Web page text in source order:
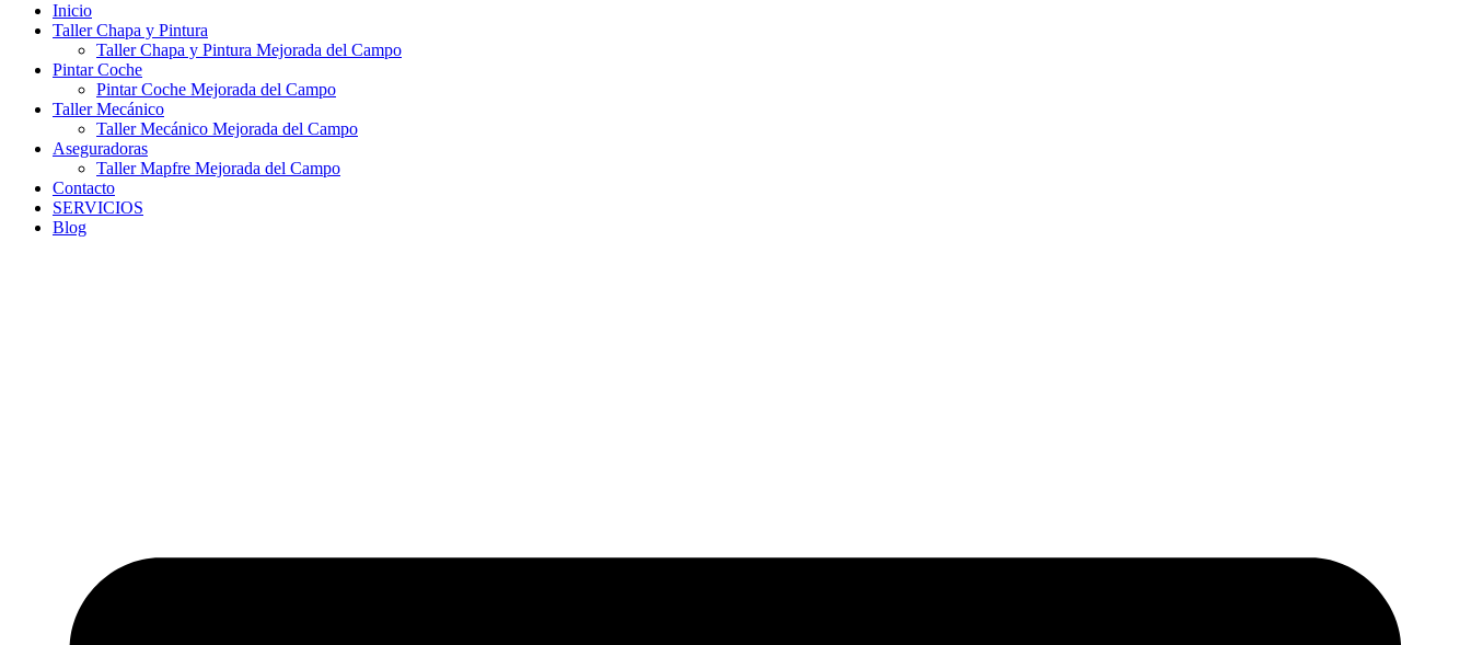
Inicio
Taller Chapa y Pintura
Taller Chapa y Pintura Mejorada del Campo
Pintar Coche
Pintar Coche Mejorada del Campo
Taller Mecánico
Taller Mecánico Mejorada del Campo
Aseguradoras
Taller Mapfre Mejorada del Campo
Contacto
SERVICIOS
Blog